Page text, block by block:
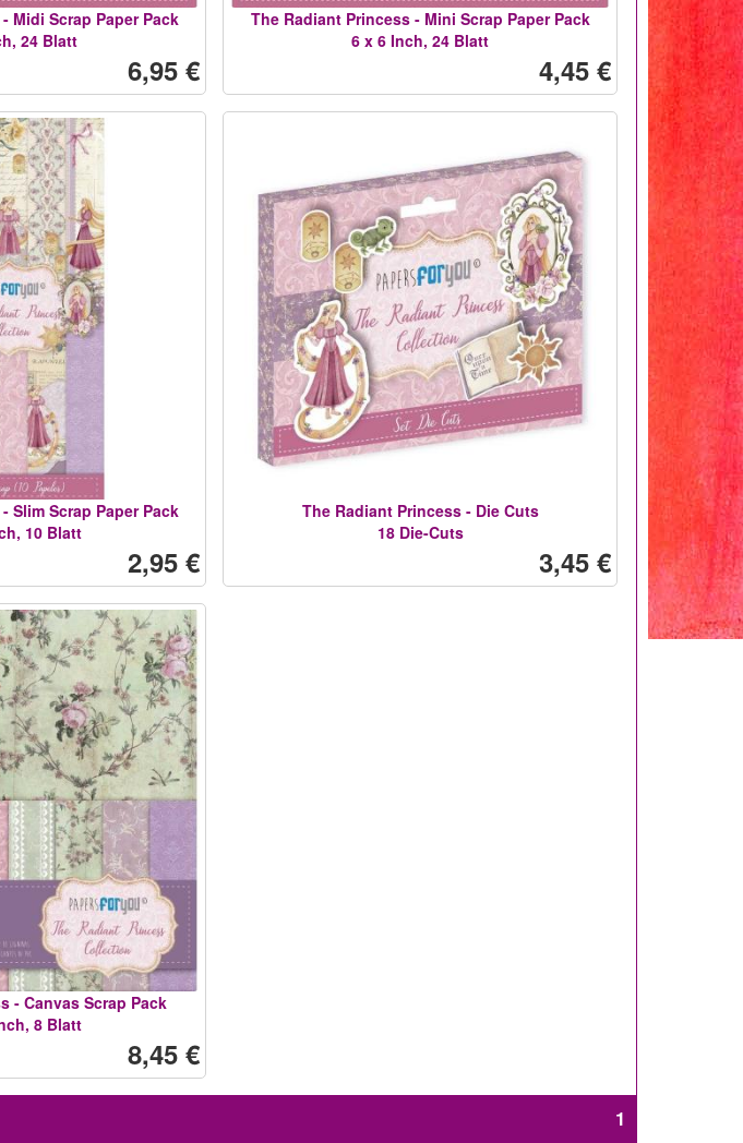
Midi Scrap Paper Pack
24 Blatt
6,95 €
The Radiant Princess - Mini Scrap Paper Pack
6 x 6 Inch, 24 Blatt
4,45 €
Slim Scrap Paper Pack
10 Blatt
2,95 €
The Radiant Princess - Die Cuts
18 Die-Cuts
3,45 €
- Canvas Scrap Pack
8 Blatt
8,45 €
1